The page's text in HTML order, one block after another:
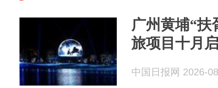
广州黄埔“扶
旅项目十月
中国日报网 2026-